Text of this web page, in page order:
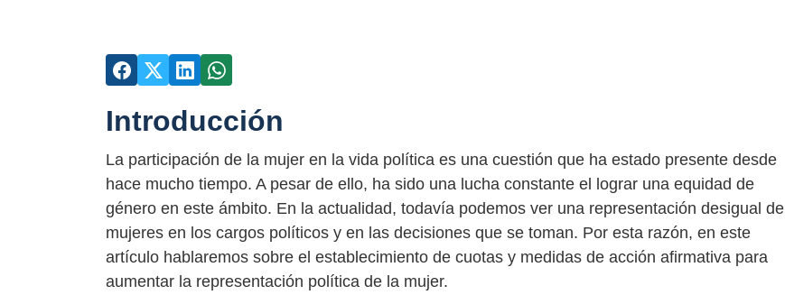
Introducción
La participación de la mujer en la vida política es una cuestión que ha estado presente desde
hace mucho tiempo. A pesar de ello, ha sido una lucha constante el lograr una equidad de
género en este ámbito. En la actualidad, todavía podemos ver una representación desigual de
mujeres en los cargos políticos y en las decisiones que se toman. Por esta razón, en este
artículo hablaremos sobre el establecimiento de cuotas y medidas de acción afirmativa para
aumentar la representación política de la mujer.